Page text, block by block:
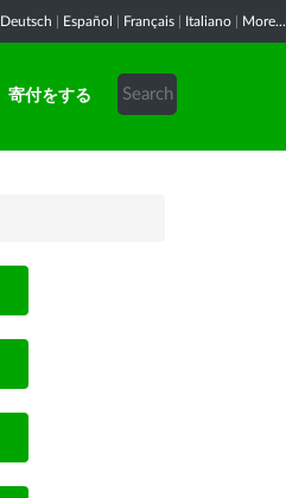
Deutsch Español Français Italiano More...
寄付をする